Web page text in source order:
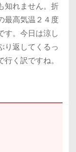
知れません。折
最高気温２４度
す。今日は涼し
り返してくるっ
く訳ですね。